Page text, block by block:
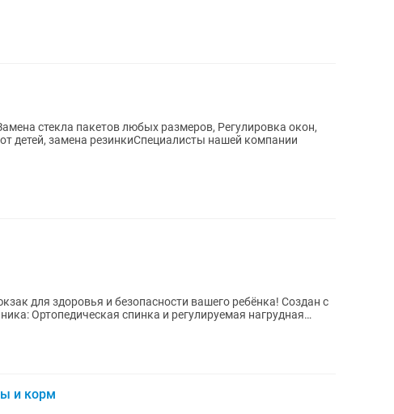
пакетов любых размеров, Регулировка окон,
детей, замена резинкиСпециалисты нашей компании
здоровья и безопасности вашего ребёнка! Создан с
нагрудная
и корм